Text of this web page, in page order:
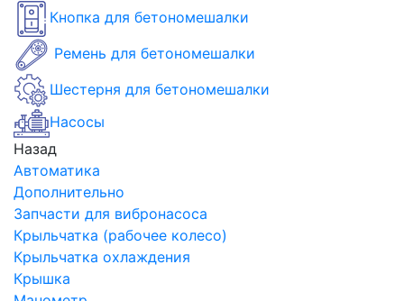
Кнопка для бетономешалки
Ремень для бетономешалки
Шестерня для бетономешалки
Насосы
Назад
Автоматика
Дополнительно
Запчасти для вибронасоса
Крыльчатка (рабочее колесо)
Крыльчатка охлаждения
Крышка